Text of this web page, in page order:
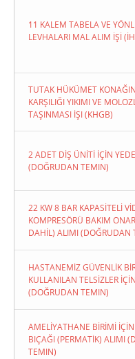
11 KALEM TABELA VE
LEVHALARI MAL ALIM İŞİ
TUTAK HÜKÜMET
KARŞILIĞI YIKIMI VE
TAŞINMASI İŞI (KHGB)
2 ADET DİŞ ÜNİTİ İÇİN
(DOĞRUDAN TEMIN)
22 KW 8 BAR KAPASİTELİ
KOMPRESÖRÜ BAKIM
DAHİL) ALIMI (DOĞRUDAN
HASTANEMİZ GÜVENLİK
KULLANILAN TELSİZLER
(DOĞRUDAN TEMIN)
AMELİYATHANE BİRİMİ
BIÇAĞI (PERMATİK) ALIMI
TEMIN)